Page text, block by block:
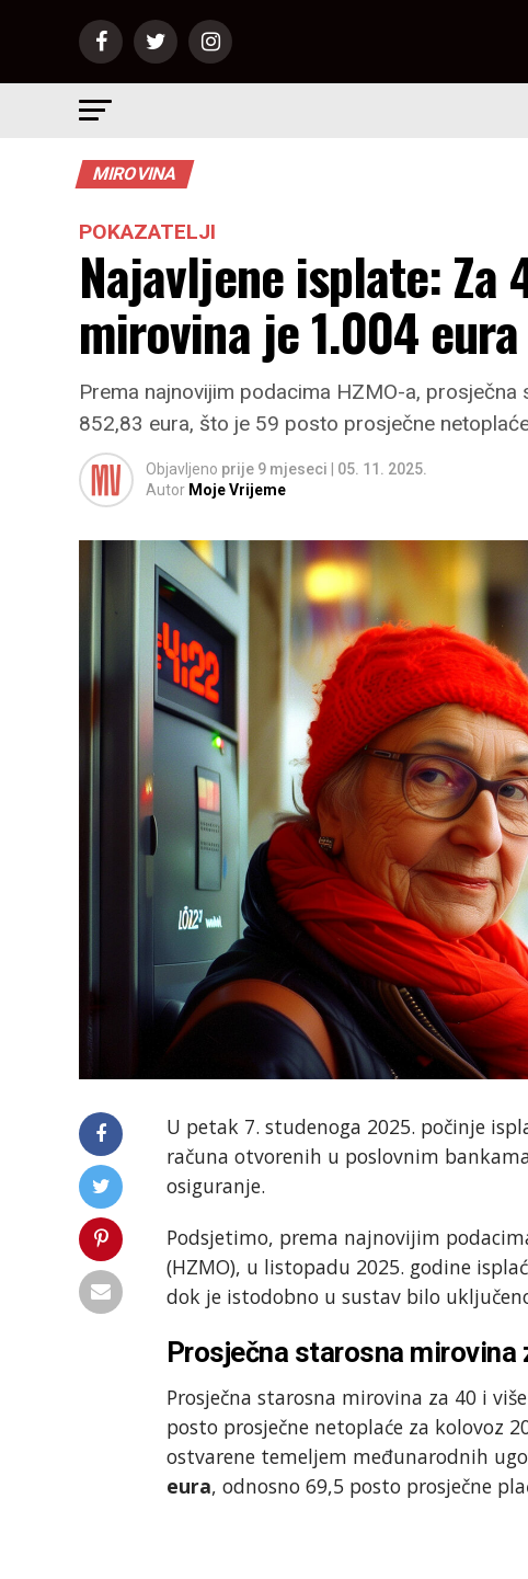
MIROVINA
POKAZATELJI
Najavljene isplate: Za
mirovina je 1.004
Prema najnovijim podacima HZMO-a,
852,83 eura, što je 59 posto prosječne
Objavljeno prije 9 mjeseci
05. 11. 2025.
Autor Moje Vrijeme
U petak 7. studenoga 2025. počinje
računa otvorenih u poslovnim
osiguranje.
Podsjetimo, prema najnovijim
(HZMO), u listopadu 2025. godine
dok je istodobno u sustav bilo
Prosječna starosna mirovina
Prosječna starosna mirovina za 40 i
posto prosječne netoplaće za kolovoz
ostvarene temeljem međunarodnih
eura, odnosno 69,5 posto prosječne